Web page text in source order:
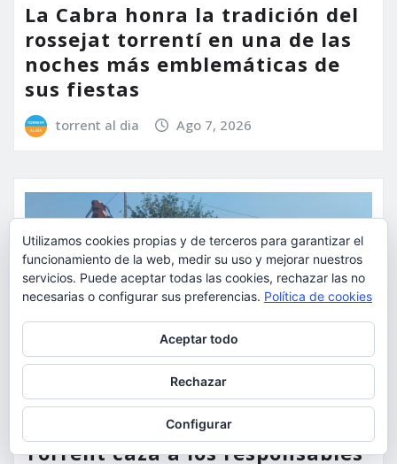
La Cabra honra la tradición del
rossejat torrentí en una de las
noches más emblemáticas de
sus fiestas
torrent al dia Ago 7, 2026
SUCESOS
Torrent caza a los responsables
Utilizamos cookies propias y de terceros para garantizar el
funcionamiento de la web, medir su uso y mejorar nuestros
servicios. Puede aceptar todas las cookies, rechazar las no
necesarias o configurar sus preferencias. Política de cookies
Aceptar todo
Rechazar
Configurar
Para obtener más información, incluido cómo gestionar las cookies,